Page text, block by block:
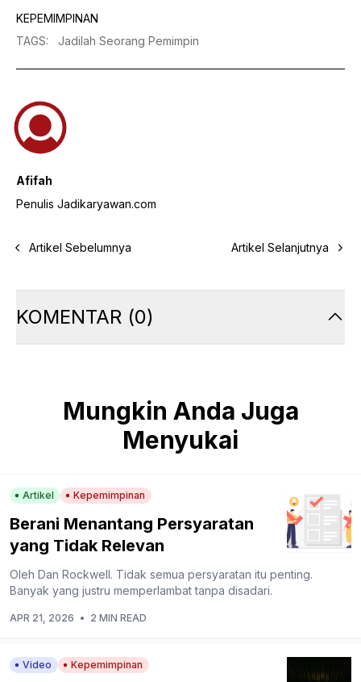
KEPEMIMPINAN
TAGS: Jadilah Seorang Pemimpin
Afifah
Penulis Jadikaryawan.com
Artikel Sebelumnya Artikel Selanjutnya
KOMENTAR (0)
Mungkin Anda Juga
Menyukai
Artikel Kepemimpinan
Berani Menantang Persyaratan
yang Tidak Relevan
Oleh Dan Rockwell. Tidak semua persyaratan itu penting.
Banyak yang justru memperlambat tanpa disadari.
APR 21, 2026 • 2 MIN READ
Video Kepemimpinan